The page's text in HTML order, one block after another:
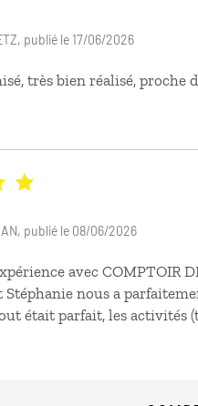
très bien réalisé, proche
publié le 17/06/2026
avec COMPTOIR
Stéphanie nous a
était parfait, les activités
transferts , roadbook ,
publié le 08/06/2026